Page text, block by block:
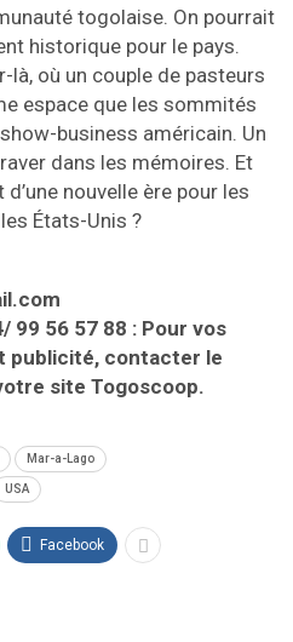
togolaise. On pourrait
historique pour le pays.
là, où un couple de pasteurs
espace que les sommités
business américain. Un
dans les mémoires. Et
nouvelle ère pour les
États-Unis ?
99 56 57 88 : Pour vos
publicité, contacter le
site Togoscoop.
Mar-a-Lago
USA
Facebook